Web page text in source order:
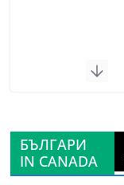
БЪЛГАРИ
IN CANADA